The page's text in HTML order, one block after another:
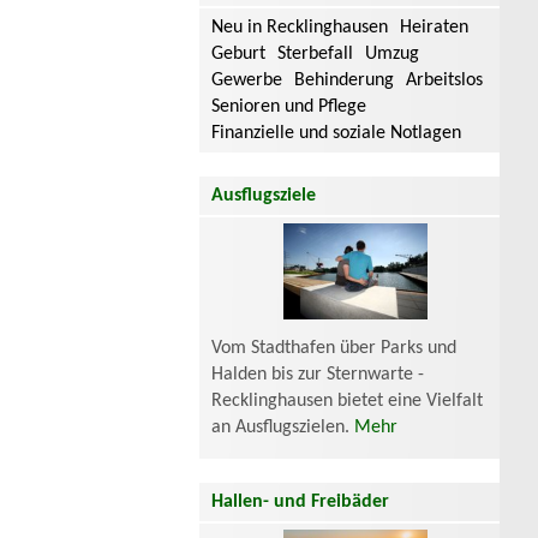
Neu in Recklinghausen
Heiraten
Geburt
Sterbefall
Umzug
Gewerbe
Behinderung
Arbeitslos
Senioren und Pflege
Finanzielle und soziale Notlagen
Ausflugsziele
Vom Stadthafen über Parks und
Halden bis zur Sternwarte -
Recklinghausen bietet eine Vielfalt
an Ausflugszielen. Mehr
Hallen- und Freibäder